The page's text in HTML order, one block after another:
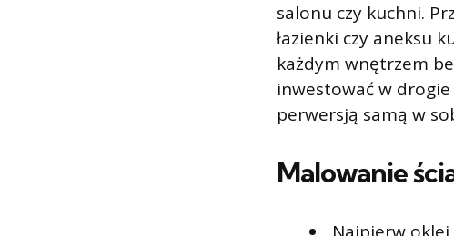
salonu czy kuchni.
łazienki czy aneksu
każdym wnętrzem
inwestować w
perwersją samą w
Malowanie